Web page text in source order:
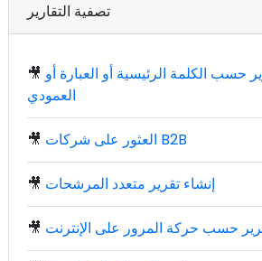
تصفية التقارير
🎥 حسب الكلمة الرئيسية أو العبارة أو
العمودي
🎥 العثور على شركات B2B
🎥 إنشاء تقرير متعدد المرشحات
🎥 حسب حركة المرور على الإنترنت